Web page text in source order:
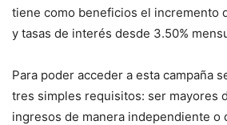
tiene como beneficios el incremento
y tasas de interés desde 3.50%
Para poder acceder a esta campaña
tres simples requisitos: ser mayores
ingresos de manera independiente o